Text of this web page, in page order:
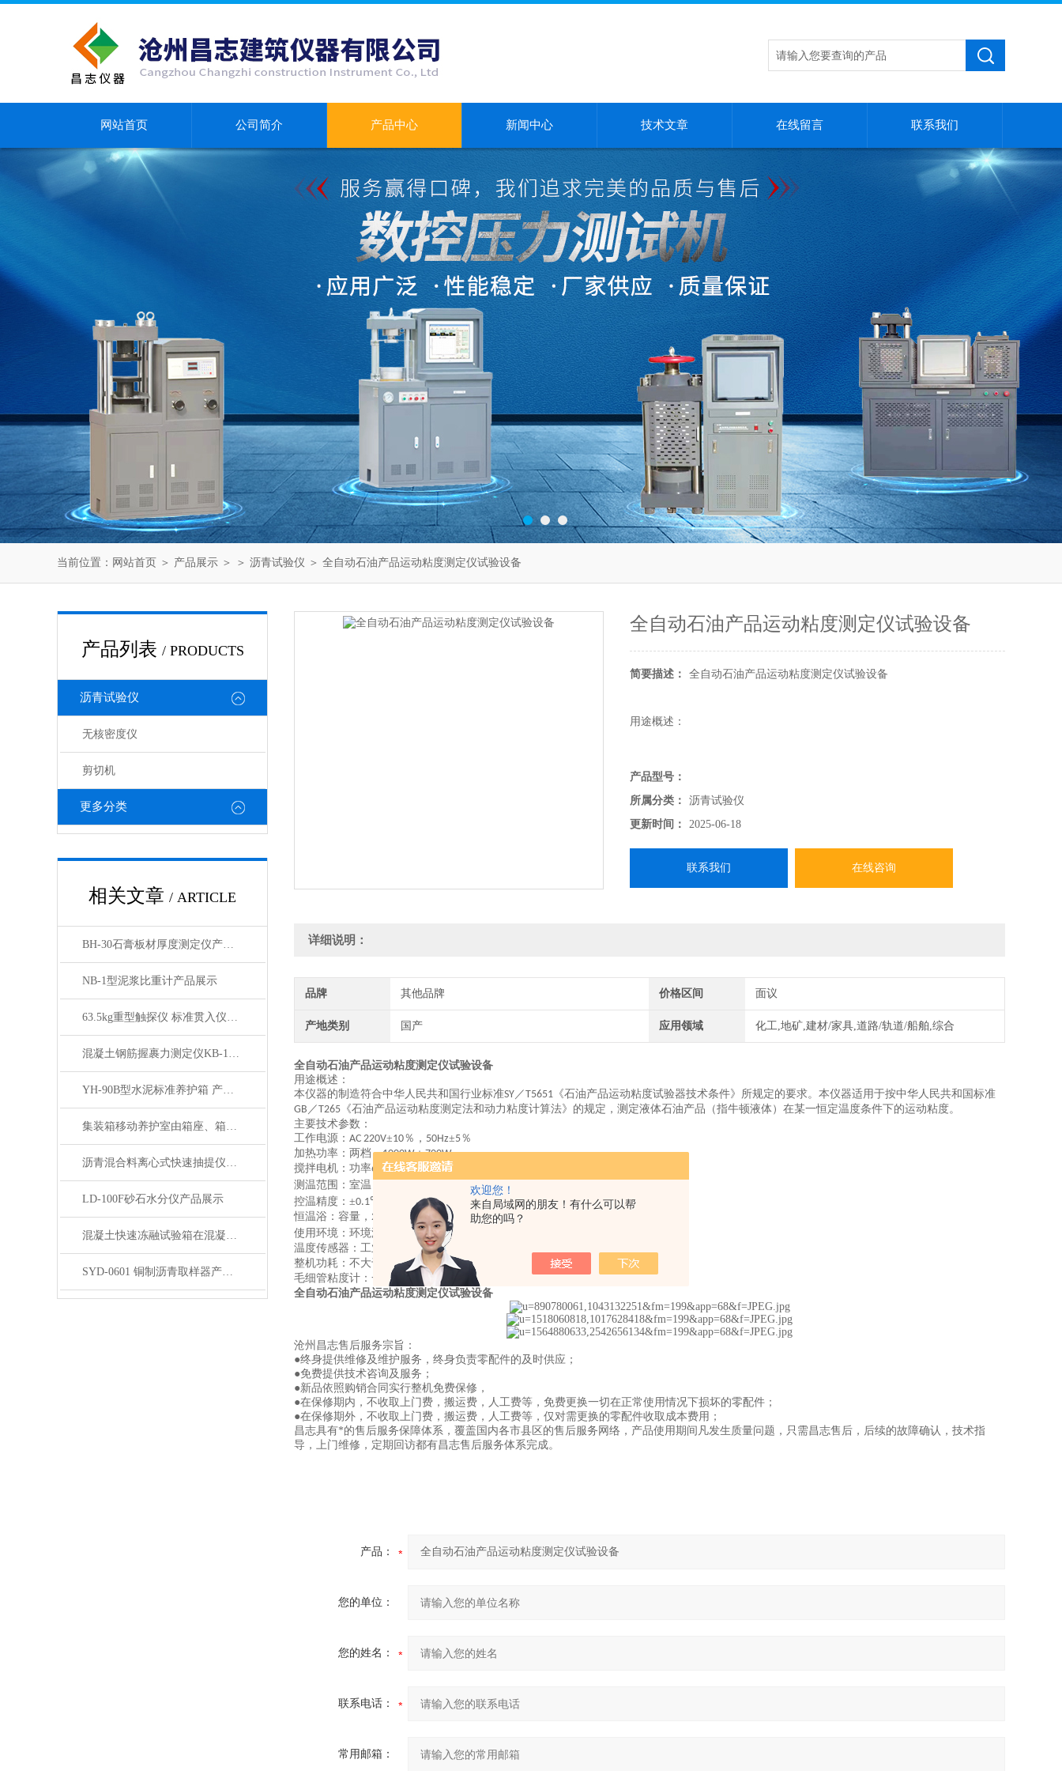
欢迎您！
来自局域网的朋友！有什么可以帮
助您的吗？
网站首页 公司简介 产品中心 新闻中心 技术文章 在线留言 联系我们
当前位置： 网站首页 ＞ 产品展示 ＞ ＞ 沥青试验仪 ＞ 全自动石油产品运动粘度测定仪试验设备
产品列表 / PRODUCTS
沥青试验仪
无核密度仪
剪切机
更多分类
相关文章 / ARTICLE
BH-30石膏板材厚度测定仪产品展示
NB-1型泥浆比重计产品展示
63.5kg重型触探仪 标准贯入仪产品展示
混凝土钢筋握裹力测定仪KB-150型产品展示
YH-90B型水泥标准养护箱 产品展示
集装箱移动养护室由箱座、箱体及箱顶三部分组成
沥青混合料离心式快速抽提仪产品展示
LD-100F砂石水分仪产品展示
混凝土快速冻融试验箱在混凝土行业中的重要作用与应用领域说明
SYD-0601 铜制沥青取样器产品展示
全自动石油产品运动粘度测定仪试验设备
简要描述： 全自动石油产品运动粘度测定仪试验设备
用途概述：
本仪器的制造符合中华人民共和国行业标准SY／T5651《石油产品运动粘度试
验器技术条件》所规定的要求。本仪器适用于按中华人民共和国标准GB／
T265《石油产品运动粘度测定法和动力粘度计算法》的规定，测定液体石油
产品型号：
所属分类：
沥青试验仪
更新时间：
2025-06-18
联系我们 在线咨询
详细说明：
品牌 其他品牌 价格区间 面议
产地类别 国产 应用领域 化工,地矿,建材/家具,道路/轨道/船舶,综合
全自动石油产品运动粘度测定仪试验设备
用途概述：
本仪器的制造符合中华人民共和国行业标准SY／T5651 《石油产品运动粘度试验器技术条件》所规定的要求。本仪器适用于按中华人民共和国标准
GB ／T265 《石油产品运动粘度测定法和动力粘度计算法》的规定，测定液体石油产品（指牛顿液体）在某一恒定温度条件下的运动粘度。
主要技术参数：
工作电源： AC 220V±10％， 50Hz±5％
加热功率：两档，1000W＋700W
搅拌电机：功率6W；转速1200r／
测温范围：室温～
控温精度： ±0.1℃
恒温浴：容量， 20L
使用环境：环境温度
℃～＋35℃，相对湿度＜
温度传感器：工业铂电阻，其分度号为
整机功耗：不大于
1800W
毛细管粘度计：一组共
全自动石油产品运动粘度测定仪试验设备
沧州昌志售后服务宗旨：
●终身提供维修及维护服务，终身负责零配件的及时供应；
●免费提供技术咨询及服务；
●新品依照购销合同实行整机免费保修，
●在保修期内，不收取上门费，搬运费，人工费等，免费更换一切在正常使用情况下损坏的零配件；
●在保修期外，不收取上门费，搬运费，人工费等，仅对需更换的零配件收取成本费用；
昌志具有*的售后服务保障体系，覆盖国内各市县区的售后服务网络，产品使用期间凡发生质量问题，只需昌志售后，后续的故障确认，技术指
导，上门维修，定期回访都有昌志售后服务体系完成。
产品：
您的单位：
您的姓名：
联系电话：
常用邮箱：